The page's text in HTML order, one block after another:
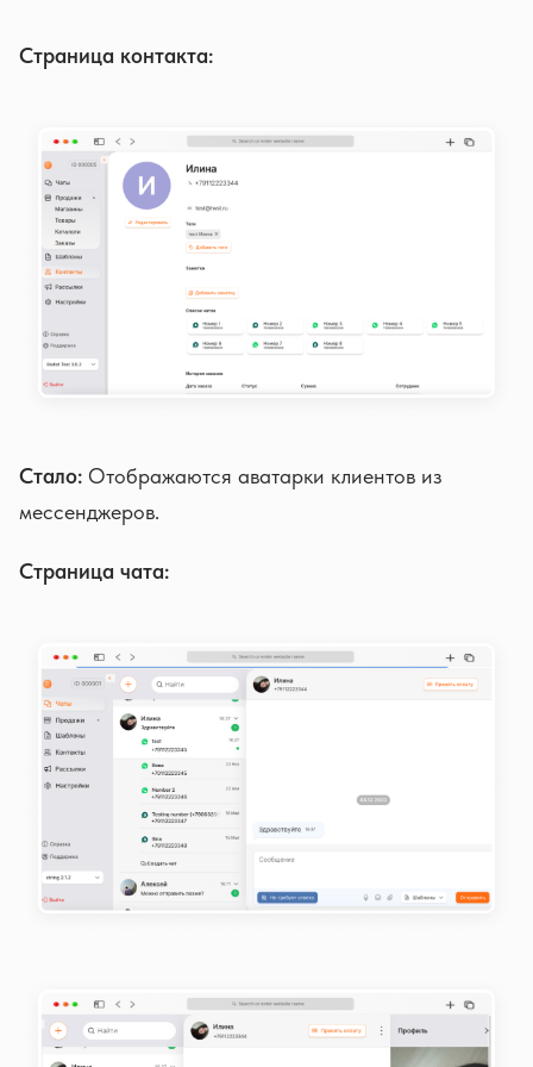
Страница контакта:
Стало: Отображаются аватарки клиентов из
мессенджеров.
Страница чата: